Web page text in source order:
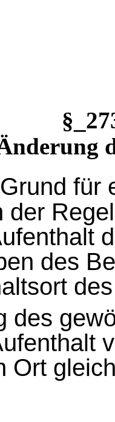
für
der
des
des
Ort